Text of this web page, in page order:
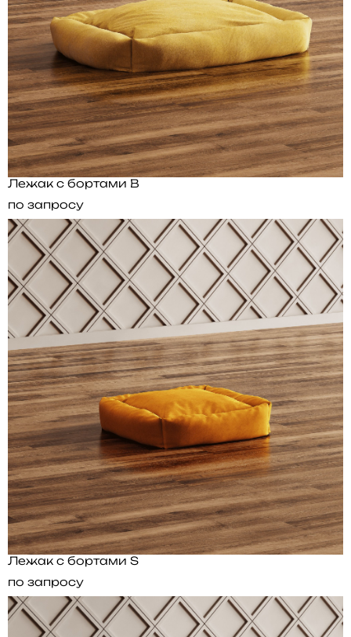
Лежак с бортами B
по запросу
Лежак с бортами S
по запросу